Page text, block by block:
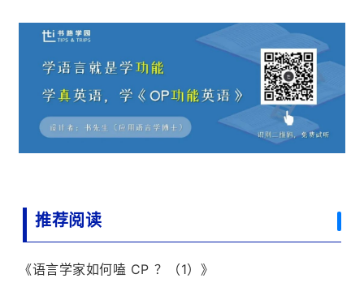
推荐阅读
《语言学家如何嗑 CP ？（1）》